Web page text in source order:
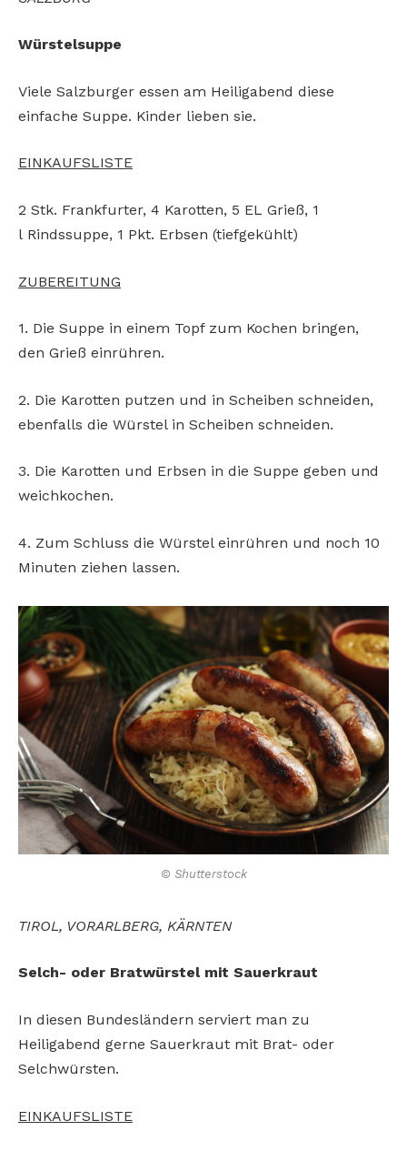
Würstelsuppe
Viele Salzburger essen am Heiligabend diese
einfache Suppe. Kinder lieben sie.
EINKAUFSLISTE
2 Stk. Frankfurter, 4 Karotten, 5 EL Grieß, 1
l Rindssuppe, 1 Pkt. Erbsen (tiefgekühlt)
ZUBEREITUNG
1. Die Suppe in einem Topf zum Kochen bringen,
den Grieß einrühren.
2. Die Karotten putzen und in Scheiben schneiden,
ebenfalls die Würstel in Scheiben schneiden.
3. Die Karotten und Erbsen in die Suppe geben und
weichkochen.
4. Zum Schluss die Würstel einrühren und noch 10
Minuten ziehen lassen.
© Shutterstock
TIROL, VORARLBERG, KÄRNTEN
Selch- oder Bratwürstel mit Sauerkraut
In diesen Bundesländern serviert man zu
Heiligabend gerne Sauerkraut mit Brat- oder
Selchwürsten.
EINKAUFSLISTE